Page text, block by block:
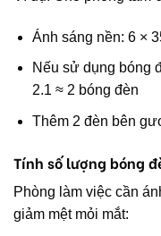
Ánh sáng nền: 6 ×
Nếu sử dụng bóng
2.1 ≈ 2 bóng đèn
Thêm 2 đèn bên
Tính số lượng bóng
Phòng làm việc cần
giảm mệt mỏi mắt: